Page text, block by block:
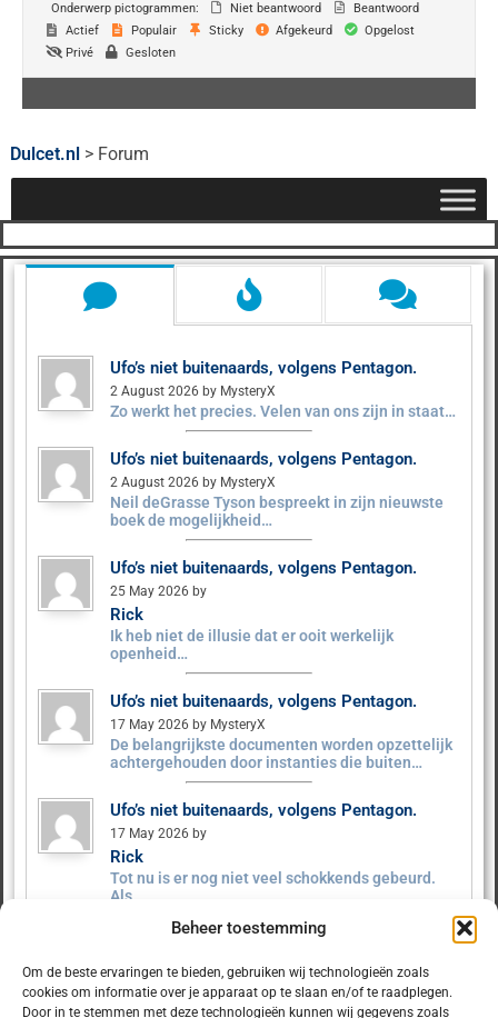
Beheer toestemming
Om de beste ervaringen te bieden, gebruiken wij technologieën zoals
cookies om informatie over je apparaat op te slaan en/of te raadplegen.
Door in te stemmen met deze technologieën kunnen wij gegevens zoals
Onderwerp pictogrammen: Niet beantwoord
Beantwoord
Actief
Populair Sticky Afgekeurd
Opgelost
Privé
Gesloten
Dulcet.nl > Forum
Ufo’s niet buitenaards, volgens Pentagon.
2 August 2026 by MysteryX
Zo werkt het precies. Velen van ons zijn in staat…
Ufo’s niet buitenaards, volgens Pentagon.
2 August 2026 by MysteryX
Neil deGrasse Tyson bespreekt in zijn nieuwste
boek de mogelijkheid…
Ufo’s niet buitenaards, volgens Pentagon.
25 May 2026 by
Rick
Ik heb niet de illusie dat er ooit werkelijk
openheid…
Ufo’s niet buitenaards, volgens Pentagon.
17 May 2026 by MysteryX
De belangrijkste documenten worden opzettelijk
achtergehouden door instanties die buiten…
Ufo’s niet buitenaards, volgens Pentagon.
17 May 2026 by
Rick
Tot nu is er nog niet veel schokkends gebeurd.
Als…
Ufo’s niet buitenaards, volgens Pentagon.
9 May 2026 by MysteryX
Het Pentagon heeft ruim 160 UFO‑dossiers
vrijgegeven. Er zijn geen…